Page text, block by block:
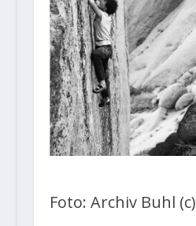
Foto: Archiv Buhl (c)